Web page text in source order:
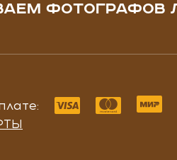
ФОТОГРАФОВ